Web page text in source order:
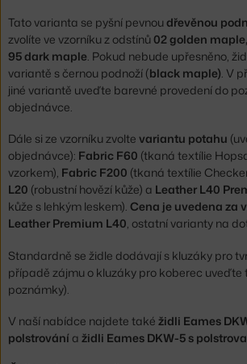
Tato varianta se pyšní pevnou dřevěnou
zvolíte ve vzorníku z odstínů 02 golden
95 dark maple. Pokud nebude upřesněno,
variantě s černou podnoží (black maple). V
jiné variantě uveďte barevné provedení do
objednávce.
Dále si ze vzorníku zvolte variantu potahu
objednávce): Fabric F60 (tkaná textílie
vzorkem), Fabric F200 (tkaná textílie
L20 (robustní hovězí kůže) a Leather L40
kůže s lehkým leskem). Cena je uvedena za
Leather Premium L40, ostatní varianty na
Standardně se židle dodávají s kluzáky pro
případě zájmu o kluzáky pro koberec
poznámky).
V naší nabídce najdete také židli Eames
polstrování a židli Eames DKW-5 s